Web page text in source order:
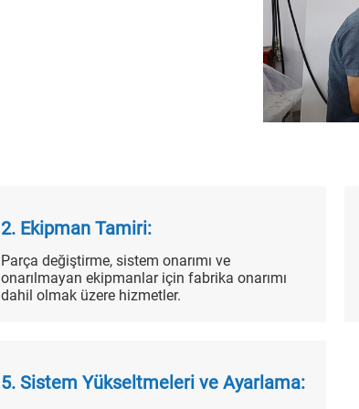
2. Ekipman Tamiri:
Parça değiştirme, sistem onarımı ve
onarılmayan ekipmanlar için fabrika onarımı
dahil olmak üzere hizmetler.
5. Sistem Yükseltmeleri ve Ayarlama: